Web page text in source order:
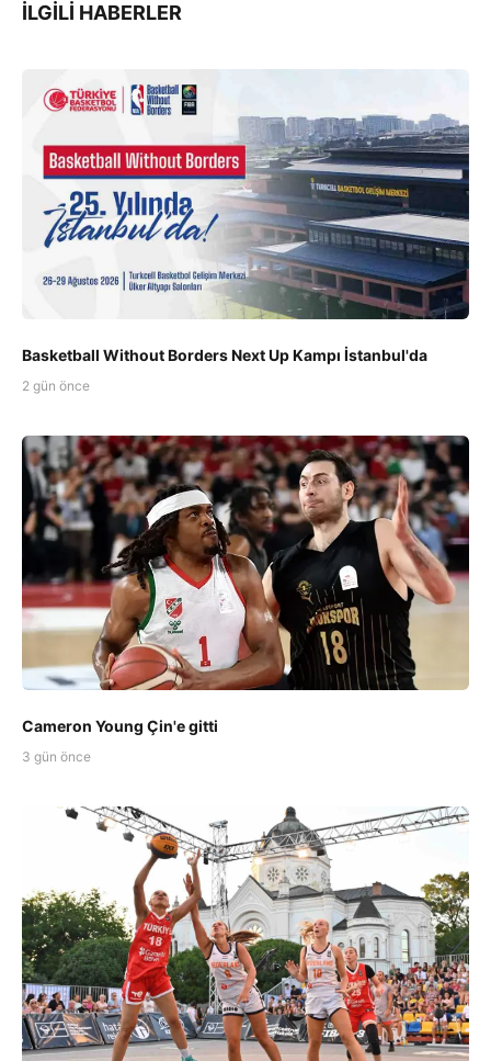
İLGILI HABERLER
Basketball Without Borders Next Up Kampı İstanbul'da
2 gün önce
Cameron Young Çin'e gitti
3 gün önce